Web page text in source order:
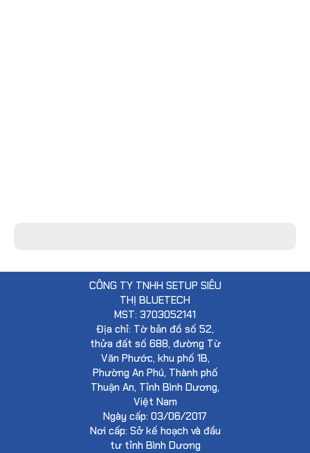
CÔNG TY TNHH SETUP SIÊU
THỊ BLUETECH
MST: 3703052141
Địa chỉ: Tờ bản đồ số 52,
thửa đất số 688, đường Từ
Văn Phước, khu phố 1B,
Phường An Phú, Thành phố
Thuận An, Tỉnh Bình Dương,
Việt Nam
Ngày cấp: 03/06/2017
Nơi cấp: Sở kế hoạch và đầu
tư tỉnh Bình Dương